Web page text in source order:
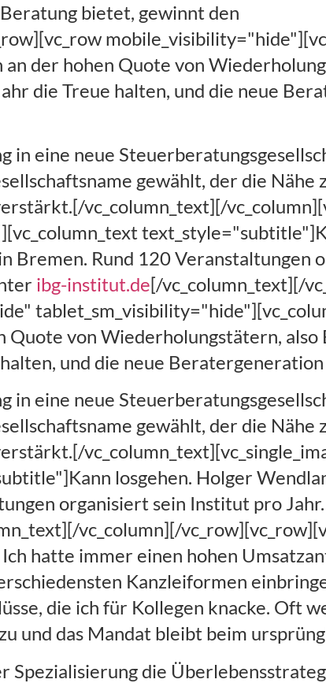
bietet, gewinnt den
der hohen Quote von
die Treue halten, und die neue
in eine neue
gewählt, der die Nähe
vc_column_text][/
Rund 120 Veranstaltungen
ibg-institut.de[/vc_column_text][/
Quote von Wiederholungstätern,
und die neue
in eine neue
gewählt, der die Nähe
losgehen. Holger
organisiert sein Institut pro Jahr.
vc_column][/
hatte immer einen hohen
Kanzleiformen
die ich für Kollegen knacke. Oft
und das Mandat bleibt beim
Spezialisierung die